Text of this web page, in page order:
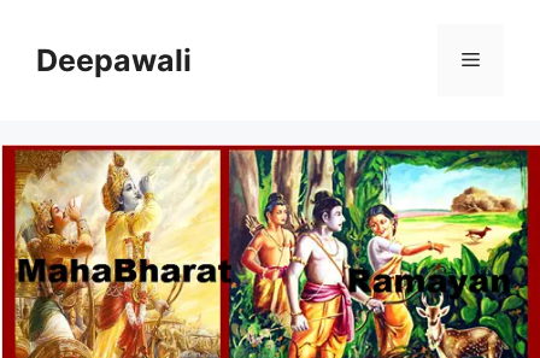
contentDeepawali Menu